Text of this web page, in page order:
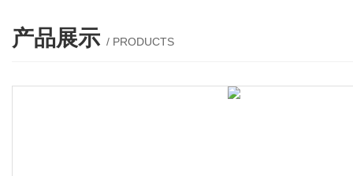
产品展示 / PRODUCTS